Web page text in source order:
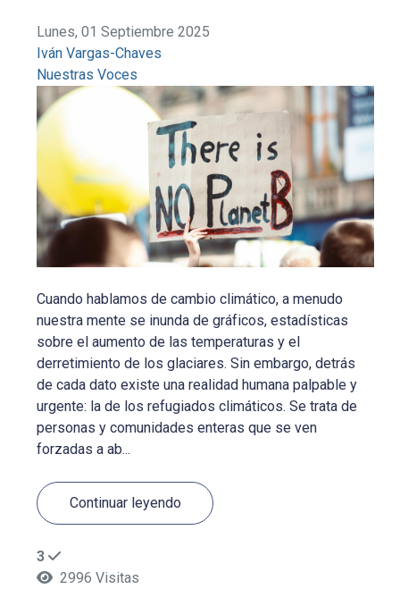
Lunes, 01 Septiembre 2025
Iván Vargas-Chaves
Nuestras Voces
Cuando hablamos de cambio climático, a menudo
nuestra mente se inunda de gráficos, estadísticas
sobre el aumento de las temperaturas y el
derretimiento de los glaciares. Sin embargo, detrás
de cada dato existe una realidad humana palpable y
urgente: la de los refugiados climáticos. Se trata de
personas y comunidades enteras que se ven
forzadas a ab...
Continuar leyendo
3
2996 Visitas